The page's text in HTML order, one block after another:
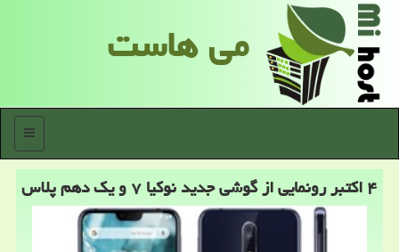
می هاست
منو
۴ اكتبر رونمایی از گوشی جدید نوكیا ۷ و یك دهم پلاس